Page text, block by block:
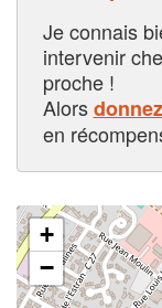
Je connais
intervenir
proche !
Alors
en
+
−